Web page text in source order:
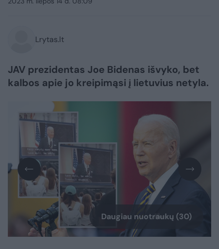
Lrytas.lt
JAV prezidentas Joe Bidenas išvyko, bet
kalbos apie jo kreipimąsi į lietuvius netyla.
Daugiau nuotraukų (30)